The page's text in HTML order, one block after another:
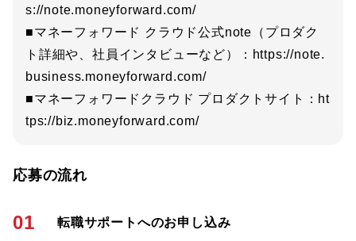
s://note.moneyforward.com/
■マネーフォワード クラウド公式note（プロダク
ト詳細や、社員インタビューなど）：https://note.
business.moneyforward.com/
■マネーフォワードクラウド プロダクトサイト：ht
tps://biz.moneyforward.com/
応募の流れ
01 転職サポートへのお申し込み